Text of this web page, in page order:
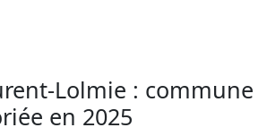
Lolmie : commune
en 2025